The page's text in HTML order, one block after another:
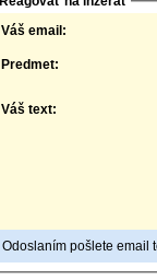
Váš email:
Predmet:
Váš text:
Odoslaním pošlete email